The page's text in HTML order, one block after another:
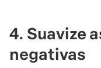
4. Suavize
negativas